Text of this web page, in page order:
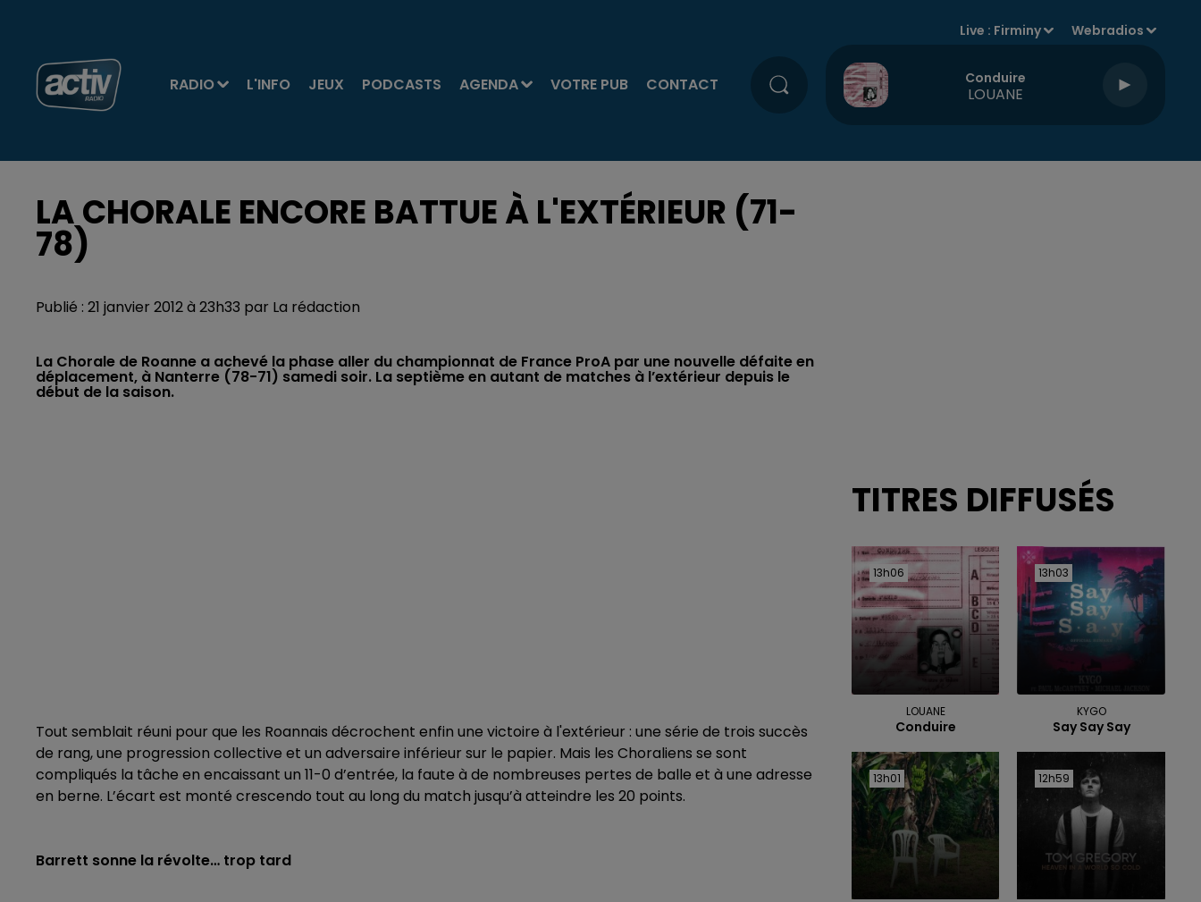
RADIO L'INFO JEUX PODCASTS AGENDA VOTRE PUB CONTACT
Live : Firminy Webradios
Conduire
LOUANE
LA CHORALE ENCORE BATTUE À L'EXTÉRIEUR (71-
78)
Publié : 21 janvier 2012 à 23h33 par La rédaction
La Chorale de Roanne a achevé la phase aller du championnat de France ProA par une nouvelle défaite en
déplacement, à Nanterre (78-71) samedi soir. La septième en autant de matches à l’extérieur depuis le
début de la saison.
Tout semblait réuni pour que les Roannais décrochent enfin une victoire à l'extérieur : une série de trois succès
de rang, une progression collective et un adversaire inférieur sur le papier. Mais les Choraliens se sont
compliqués la tâche en encaissant un 11-0 d’entrée, la faute à de nombreuses pertes de balle et à une adresse
en berne. L’écart est monté crescendo tout au long du match jusqu’à atteindre les 20 points.
Barrett sonne la révolte… trop tard
TITRES DIFFUSÉS
13h06
13h06
LOUANE
Conduire
13h03
13h03
KYGO
Say Say Say
13h01
13h01 12h59
12h59